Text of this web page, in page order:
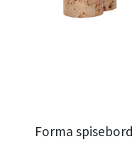
Forma